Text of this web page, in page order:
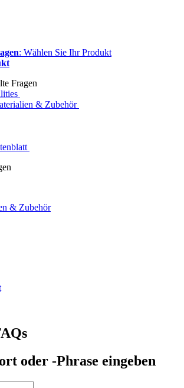
: Wählen Sie Ihr Produkt
Fragen
& Zubehör
& Zubehör
oder -Phrase eingeben